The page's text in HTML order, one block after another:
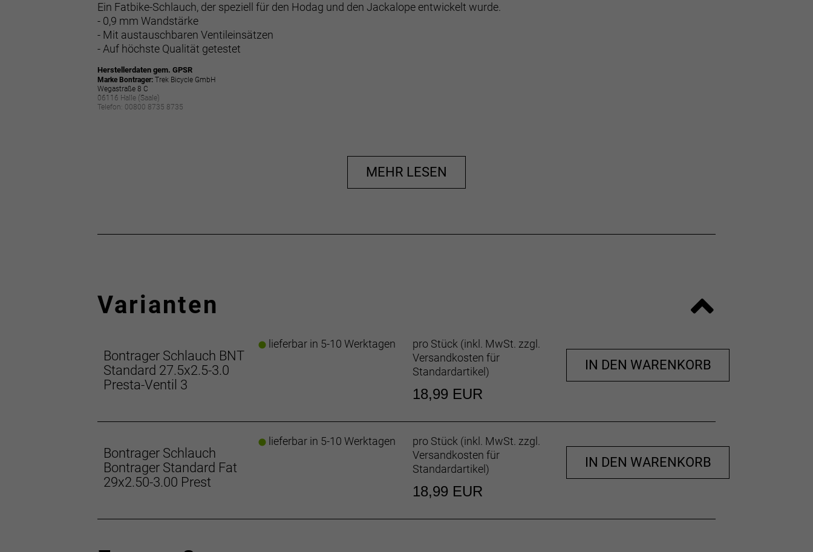
Ein Fatbike-Schlauch, der speziell für den Hodag und den Jackalope entwickelt wurde.
- 0,9 mm Wandstärke
- Mit austauschbaren Ventileinsätzen
- Auf höchste Qualität getestet
Herstellerdaten gem. GPSR
Marke Bontrager: Trek Bicycle GmbH
Wegastraße 8 C
06116 Halle (Saale)
Telefon: 00800 8735 8735
MEHR LESEN
Varianten
Bontrager Schlauch BNT
Standard 27.5x2.5-3.0
Presta-Ventil 3
lieferbar in 5-10 Werktagen
pro Stück (inkl. MwSt. zzgl.
Versandkosten für
Standardartikel)
18,99 EUR
IN DEN WARENKORB
Bontrager Schlauch
Bontrager Standard Fat
29x2.50-3.00 Prest
lieferbar in 5-10 Werktagen
pro Stück (inkl. MwSt. zzgl.
Versandkosten für
Standardartikel)
18,99 EUR
IN DEN WARENKORB